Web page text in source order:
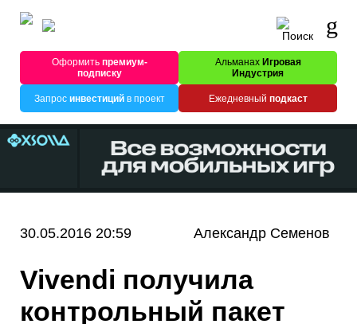
Оформитьпремиум-
подписку
Альманах Игровая
Индустрия
Запрос инвестицийв проект Ежедневный подкаст
30.05.2016 20:59 Александр Семенов
Vivendi получила
контрольный пакет